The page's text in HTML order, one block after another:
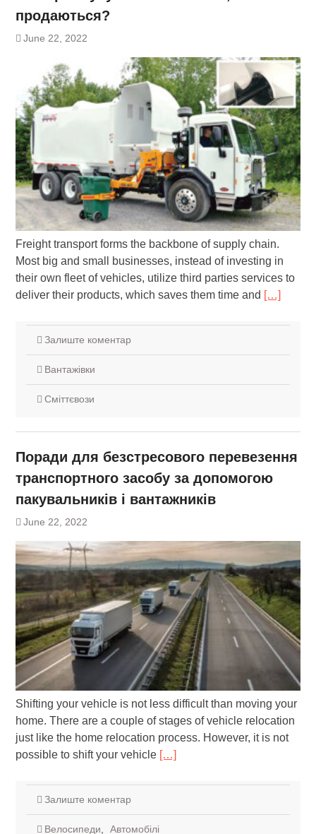
продаються?
June 22, 2022
Freight transport forms the backbone of supply chain.
Most big and small businesses, instead of investing in
their own fleet of vehicles, utilize third parties services to
deliver their products, which saves them time and […]
Залиште коментар
Вантажівки
Сміттєвози
Поради для безстресового перевезення
транспортного засобу за допомогою
пакувальників і вантажників
June 22, 2022
Shifting your vehicle is not less difficult than moving your
home. There are a couple of stages of vehicle relocation
just like the home relocation process. However, it is not
possible to shift your vehicle […]
Залиште коментар
Велосипеди Автомобілі